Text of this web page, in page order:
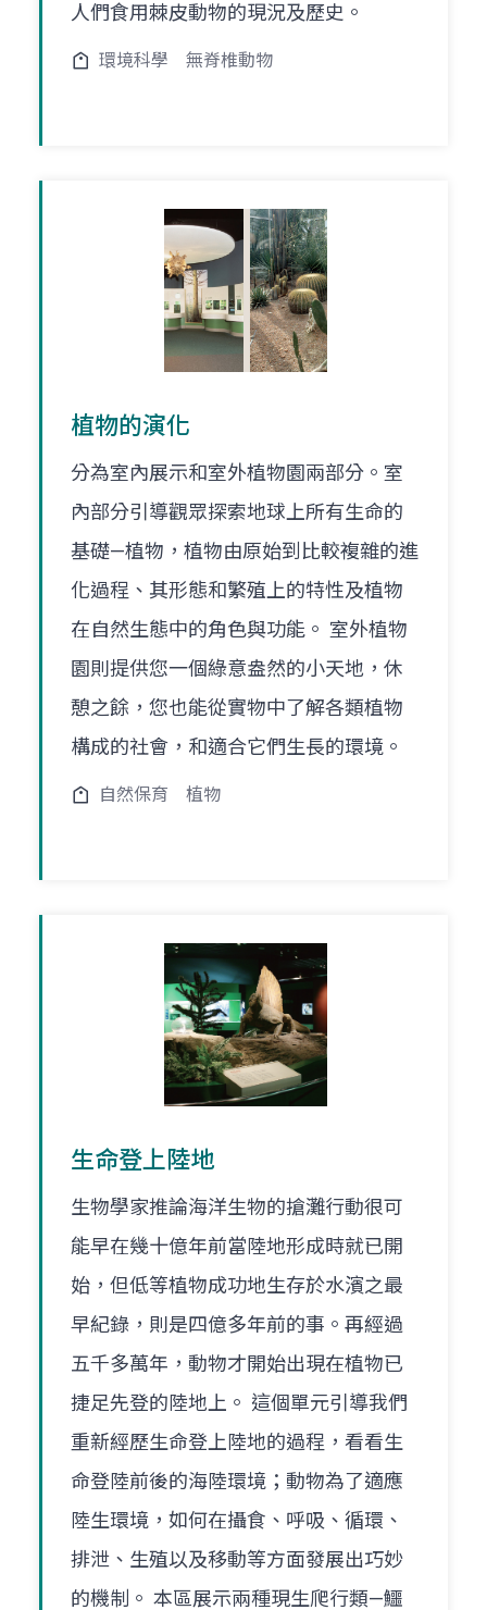
人們食用棘皮動物的現況及歷史。
環境科學 無脊椎動物
植物的演化
分為室內展示和室外植物園兩部分。室
內部分引導觀眾探索地球上所有生命的
基礎—植物，植物由原始到比較複雜的進
化過程、其形態和繁殖上的特性及植物
在自然生態中的角色與功能。 室外植物
園則提供您一個綠意盎然的小天地，休
憩之餘，您也能從實物中了解各類植物
構成的社會，和適合它們生長的環境。
自然保育 植物
生命登上陸地
生物學家推論海洋生物的搶灘行動很可
能早在幾十億年前當陸地形成時就已開
始，但低等植物成功地生存於水濱之最
早紀錄，則是四億多年前的事。再經過
五千多萬年，動物才開始出現在植物已
捷足先登的陸地上。 這個單元引導我們
重新經歷生命登上陸地的過程，看看生
命登陸前後的海陸環境；動物為了適應
陸生環境，如何在攝食、呼吸、循環、
排泄、生殖以及移動等方面發展出巧妙
的機制。 本區展示兩種現生爬行類—鱷